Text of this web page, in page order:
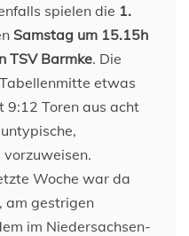
spielen die 1.
Samstag um 15.15h
TSV Barmke. Die
etwas
9:12 Toren aus acht
Woche war da
am gestrigen
im Niedersachsen-